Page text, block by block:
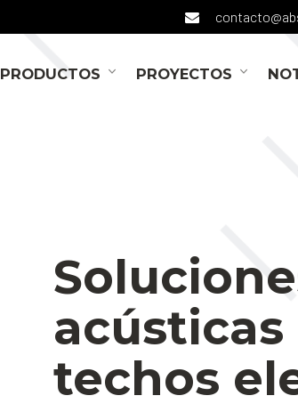
PRODUCTOS PROYECTOS
acústicas
techos